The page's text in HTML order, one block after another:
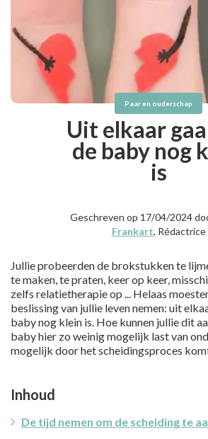
Paar en ouderschap
Uit elkaar
de baby nog
is
Geschreven op 17/04/2024
Frankart, Rédactrice
Jullie probeerden de brokstukken te
te maken, te praten, keer op keer,
zelfs relatietherapie op ... Helaas
beslissing van jullie leven nemen: uit
baby nog klein is. Hoe kunnen jullie dit
baby hier zo weinig mogelijk last van
mogelijk door het scheidingsproces
Inhoud
De tijd nemen om de scheiding te